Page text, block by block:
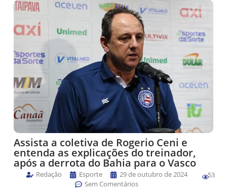
Assista a coletiva de Rogerio Ceni e
entenda as explicações do treinador,
após a derrota do Bahia para o Vasco
Redação Esporte
29 de outubro de 2024
Sem Comentários
53